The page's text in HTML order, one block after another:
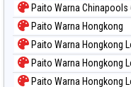
Paito Warna Chinapools
Paito Warna Hongkong
Paito Warna Hongkong
Paito Warna Hongkong
Paito Warna Hongkong